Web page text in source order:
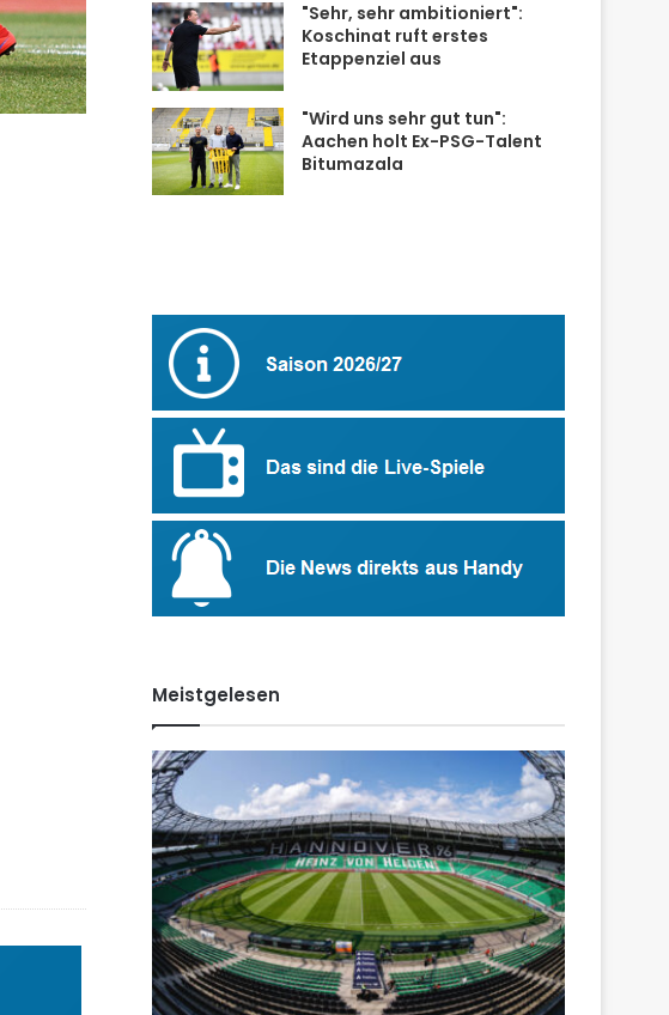
"Sehr, sehr ambitioniert":
Koschinat ruft erstes
Etappenziel aus
"Wird uns sehr gut tun":
Aachen holt Ex-PSG-Talent
Bitumazala
Meistgelesen